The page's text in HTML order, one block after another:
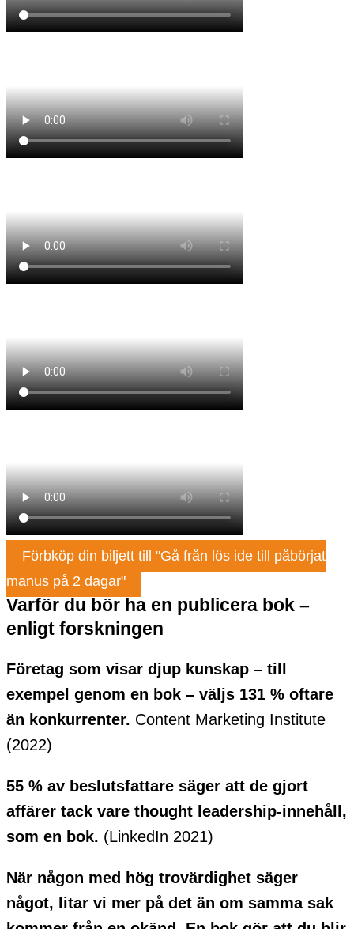
Förbköp din biljett till "Gå från lös ide till påbörjat
manus på 2 dagar"
Varför du bör ha en publicera bok –
enligt forskningen
Företag som visar djup kunskap – till
exempel genom en bok – väljs 131 % oftare
än konkurrenter. Content Marketing Institute
(2022)
55 % av beslutsfattare säger att de gjort
affärer tack vare thought leadership-innehåll,
som en bok. (LinkedIn 2021)
När någon med hög trovärdighet säger
något, litar vi mer på det än om samma sak